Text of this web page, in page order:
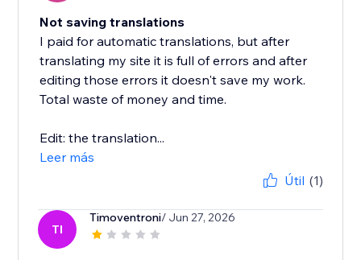
Not saving translations
I paid for automatic translations, but after
translating my site it is full of errors and after
editing those errors it doesn't save my work.
Total waste of money and time.
Edit: the translation...
Leer más
Útil (1)
TI
Timoventroni/ Jun 27, 2026